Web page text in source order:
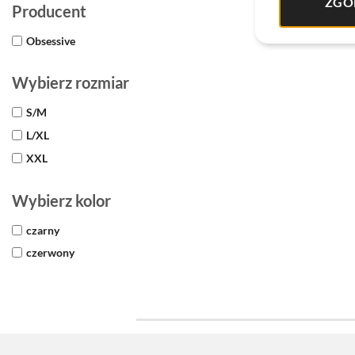
Producent
Obsessive
Wybierz rozmiar
S/M
L/XL
XXL
Wybierz kolor
czarny
czerwony